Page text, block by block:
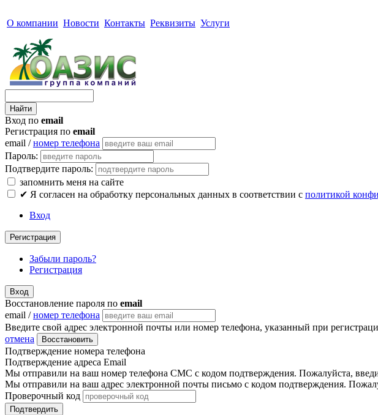
О компании Новости Контакты Реквизиты Услуги
Вход по email
Регистрация по email
email /номер телефона
Пароль:
Подтвердите пароль:
запомнить меня на сайте
✔ Я согласен на обработку персональных данных в соответствии с политикой
Вход
Регистрация
Забыли пароль?
Регистрация
Вход
Восстановление пароля по email
email /номер телефона
Введите свой адрес электронной почты или номер телефона, указанный при
отмена
Восстановить
Подтверждение номера телефона
Подтверждение адреса Email
Мы отправили на ваш номер телефона СМС с кодом подтверждения. Пожалуйста,
Мы отправили на ваш адрес электронной почты письмо с кодом подтверждения.
Проверочный код
Подтвердить